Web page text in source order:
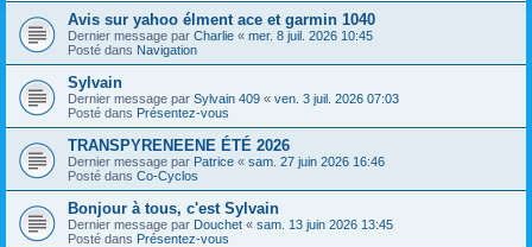
Avis sur yahoo élment ace et garmin 1040
Dernier message par Charlie « mer. 8 juil. 2026 10:45
Posté dans Navigation
Sylvain
Dernier message par Sylvain 409 « ven. 3 juil. 2026 07:03
Posté dans Présentez-vous
TRANSPYRENEENE ÉTÉ 2026
Dernier message par Patrice « sam. 27 juin 2026 16:46
Posté dans Co-Cyclos
Bonjour à tous, c'est Sylvain
Dernier message par Douchet « sam. 13 juin 2026 13:45
Posté dans Présentez-vous